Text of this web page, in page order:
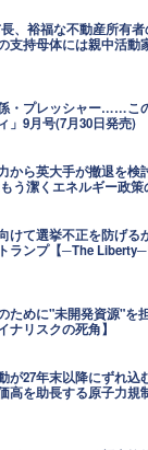
、裕福な不動産所有
支持母体には親中活動
・プレッシャー……こ
」9月号(7月30日発売)
から英大手が撤退を検
う潔くエネルギー政策
けて選挙不正を防げる
ランプ【─The
ために"未開発資源"を
ナリスクの死角】
が27年末以降にずれ込
高を助長する原子力規